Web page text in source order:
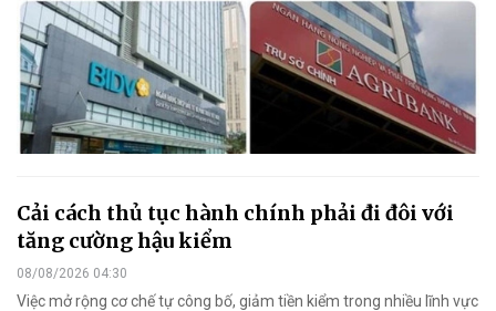
Cải cách thủ tục hành chính phải đi đôi với
tăng cường hậu kiểm
08/08/2026 04:30
Việc mở rộng cơ chế tự công bố, giảm tiền kiểm trong nhiều lĩnh vực